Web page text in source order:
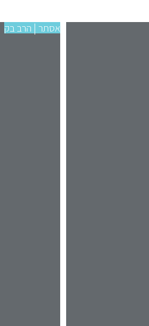
אסתר | הרב בק